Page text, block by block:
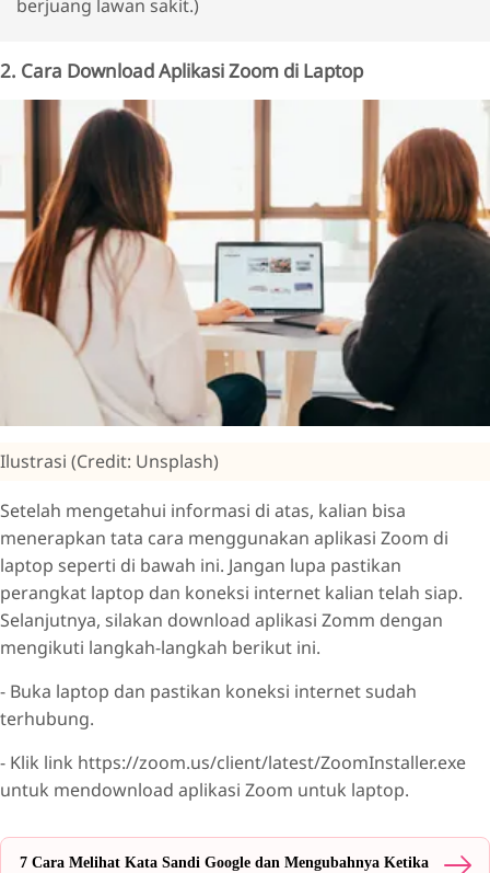
berjuang lawan sakit.)
2. Cara Download Aplikasi Zoom di Laptop
Ilustrasi (Credit: Unsplash)
Setelah mengetahui informasi di atas, kalian bisa
menerapkan tata cara menggunakan aplikasi Zoom di
laptop seperti di bawah ini. Jangan lupa pastikan
perangkat laptop dan koneksi internet kalian telah siap.
Selanjutnya, silakan download aplikasi Zomm dengan
mengikuti langkah-langkah berikut ini.
- Buka laptop dan pastikan koneksi internet sudah
terhubung.
- Klik link https://zoom.us/client/latest/ZoomInstaller.exe
untuk mendownload aplikasi Zoom untuk laptop.
7 Cara Melihat Kata Sandi Google dan Mengubahnya Ketika